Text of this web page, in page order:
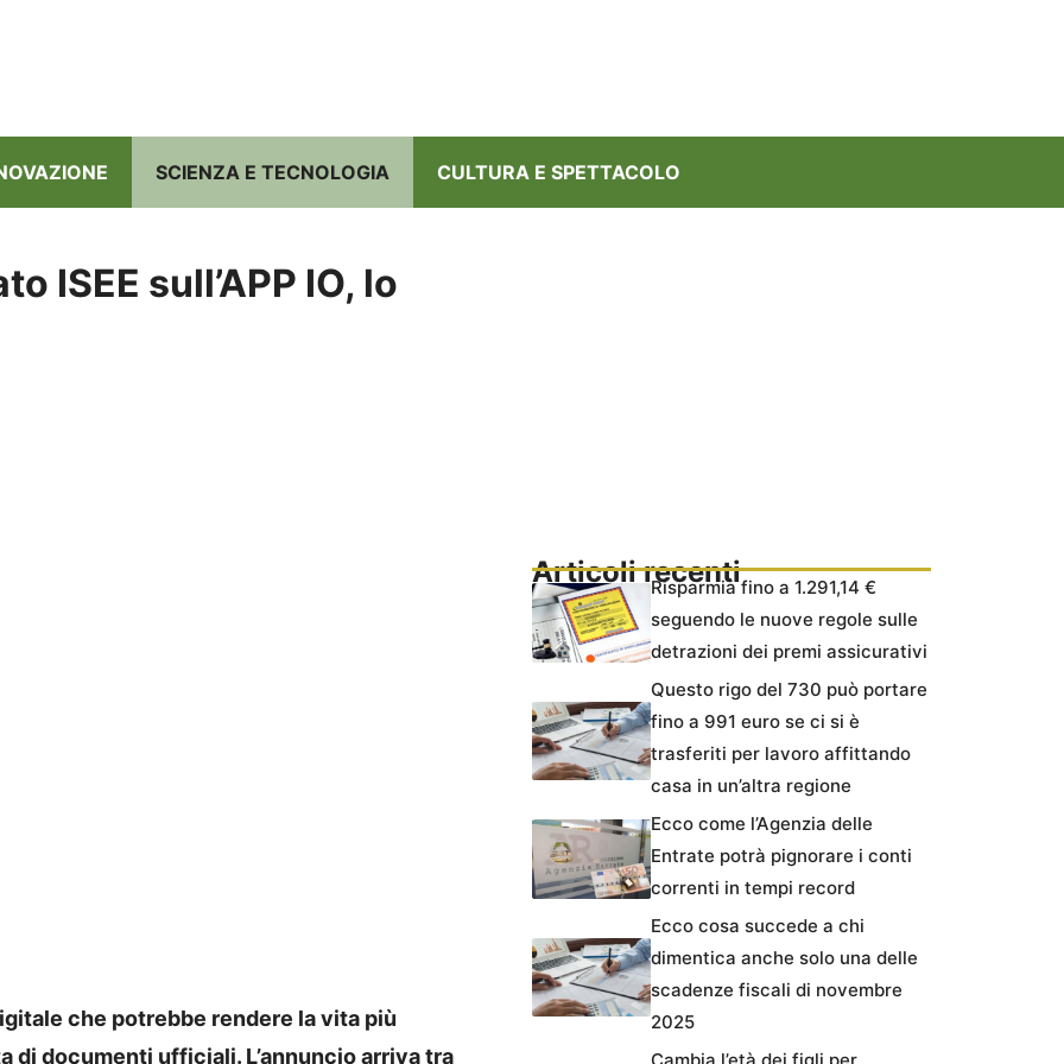
SCIENZA E TECNOLOGIA CULTURA E SPETTACOLO
ISEE sull’APP IO, lo
che potrebbe rendere la vita più
di documenti ufficiali. L’annuncio arriva tra
Articoli recentiRisparmia fino a 1.291,14 €
seguendo le nuove regole sulle
detrazioni dei premi assicurativi
Questo rigo del 730 può portare
fino a 991 euro se ci si è
trasferiti per lavoro affittando
casa in un’altra regione
Ecco come l’Agenzia delle
Entrate potrà pignorare i conti
correnti in tempi record
Ecco cosa succede a chi
dimentica anche solo una delle
scadenze fiscali di novembre
2025